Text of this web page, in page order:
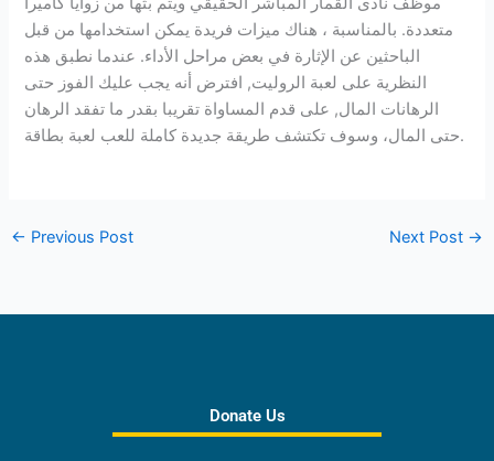
متعددة. بالمناسبة ، هناك ميزات فريدة يمكن استخدامها من قبل
الباحثين عن الإثارة في بعض مراحل الأداء. عندما نطبق هذه
النظرية على لعبة الروليت, افترض أنه يجب عليك الفوز حتى
الرهانات المال, على قدم المساواة تقريبا بقدر ما تفقد الرهان
حتى المال، وسوف تكتشف طريقة جديدة كاملة للعب لعبة بطاقة.
← Previous Post Next Post →
Donate Us